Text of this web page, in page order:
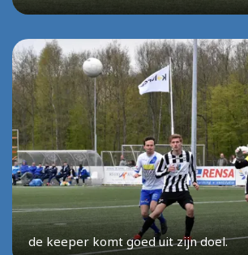
de keeper komt goed uit zijn doel.